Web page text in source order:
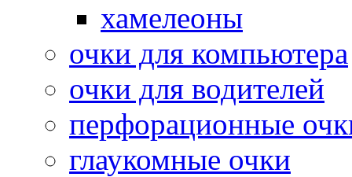
хамелеоны
очки для компьютера
очки для водителей
перфорационные
глаукомные очки